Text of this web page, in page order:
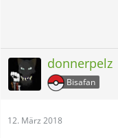
donnerpelz
Bisafan
12. März 2018